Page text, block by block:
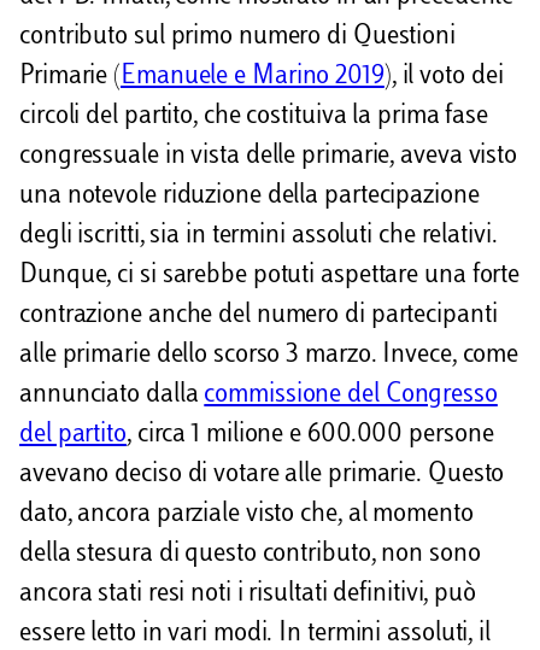
contributo sul primo numero di Questioni
Primarie (Emanuele e Marino 2019), il voto dei
circoli del partito, che costituiva la prima fase
congressuale in vista delle primarie, aveva visto
una notevole riduzione della partecipazione
degli iscritti, sia in termini assoluti che relativi.
Dunque, ci si sarebbe potuti aspettare una forte
contrazione anche del numero di partecipanti
alle primarie dello scorso 3 marzo. Invece, come
annunciato dalla commissione del Congresso
del partito, circa 1 milione e 600.000 persone
avevano deciso di votare alle primarie. Questo
dato, ancora parziale visto che, al momento
della stesura di questo contributo, non sono
ancora stati resi noti i risultati definitivi, può
essere letto in vari modi. In termini assoluti, il